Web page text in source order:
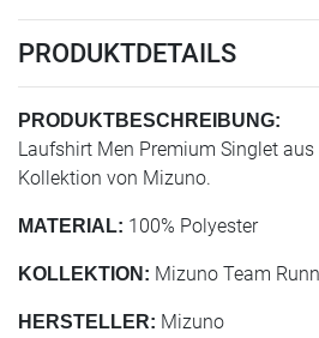
PRODUKTDETAILS
PRODUKTBESCHREIBUNG:
Laufshirt Men Premium Singlet
Kollektion von Mizuno.
MATERIAL: 100% Polyester
KOLLEKTION: Mizuno Team
HERSTELLER: Mizuno